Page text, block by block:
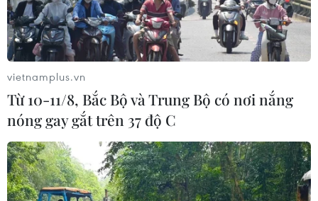
này khiến em cảm thấy rất vui,” Nguyễn Thục Trinh - thí
sinh nhỏ tuổi nhất tại liên hoan chia sẻ.
vietnamplus.vn
Từ 10-11/8, Bắc Bộ và Trung Bộ có nơi nắng
nóng gay gắt trên 37 độ C